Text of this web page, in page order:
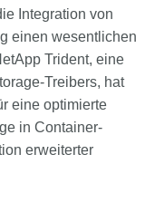
Integration von
einen wesentlichen
Trident, eine
Treibers, hat
eine optimierte
in Container-
erweiterter